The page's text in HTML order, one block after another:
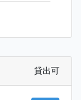
貸出可